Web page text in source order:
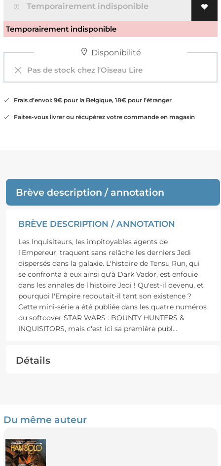
Temporairement indisponible
Temporairement indisponible
Disponibilité
Pas de stock chez l'Oiseau Lire
Frais d’envoi: 9€ pour la Belgique, 18€ pour l’étranger
Faites-vous livrer ou récupérez votre commande en magasin
Brève description / annotation
BRÈVE DESCRIPTION / ANNOTATION
Les Inquisiteurs, les impitoyables agents de
l'Empereur, traquent sans relâche les derniers Jedi
dispersés dans la galaxie. L'histoire de Tensu Run, qui
se confronta à eux ainsi qu'à Dark Vador, est enfouie
dans les annales de l'histoire Jedi ! Qu'est-il devenu, et
pourquoi l'Empire redoutait-il tant son existence ?
Cette mini-série a été publiée dans les quatre numéros
du softcover STAR WARS : BOUNTY HUNTERS &
INQUISITORS, mais c'est ici sa première publ...
Détails
Du même auteur